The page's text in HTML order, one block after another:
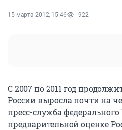
15 марта 2012, 15:46 922
С 2007 по 2011 год
России выросла почти на
пресс-служба
предварительной оценке